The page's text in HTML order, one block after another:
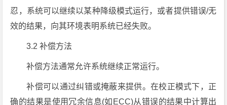
忍，系统可以继续以某种降级模式运行，或者提供错误/无
效的结果，向其环境表明系统已经失败。
3.2 补偿方法
补偿方法通常允许系统继续正常运行。
补偿可以通过纠错或掩蔽来提供。在校正模式下，正
确的结果是使用冗余信息(如ECC)从错误的结果中计算出